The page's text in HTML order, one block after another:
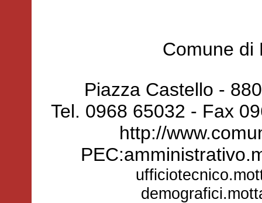
Comune di
Piazza Castello -
Tel. 0968 65032 - Fax
http://